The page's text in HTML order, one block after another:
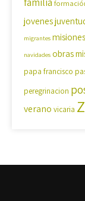
jovenes
migrantes misiones
navidades obras
papa francisco
peregrinacion
verano vicaria